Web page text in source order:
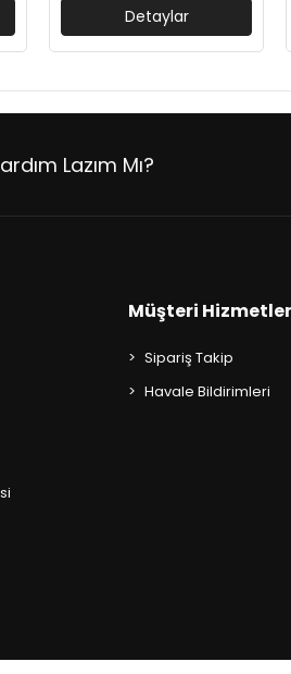
Detaylar
Lazım Mı?
Müşteri
Sipariş Takip
Havale Bildirimleri